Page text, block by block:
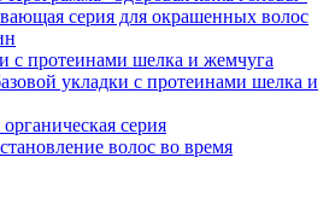
серия для окрашенных волос
с протеинами шелка и жемчуга
укладки с протеинами шелка и
серия
волос во время